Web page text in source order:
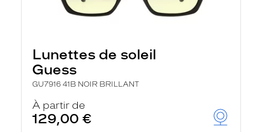
Lunettes de soleil
Guess
GU7916 41B NOIR BRILLANT
À partir de
129,00 €